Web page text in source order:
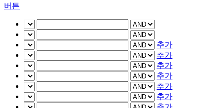
버튼
추가
추가
추가
추가
추가
추가